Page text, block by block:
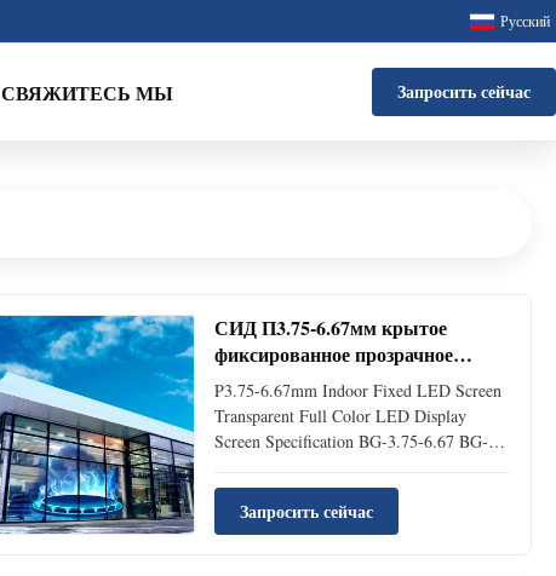
Русский
СВЯЖИТЕСЬ МЫ Запросить сейчас
СИД П3.75-6.67мм крытое
фиксированное прозрачное
экранирует экран дисплея СИД
полного цвета
P3.75-6.67mm Indoor Fixed LED Screen
Transparent Full Color LED Display
Screen Specification BG-3.75-6.67 BG-
3.75*6.67mm 3.75*8mm 5*6.67mm
5*8mm Pixel Configuration SMD1921
SMD1921 SMD3528 SMD3528 Pixel
Запросить сейчас